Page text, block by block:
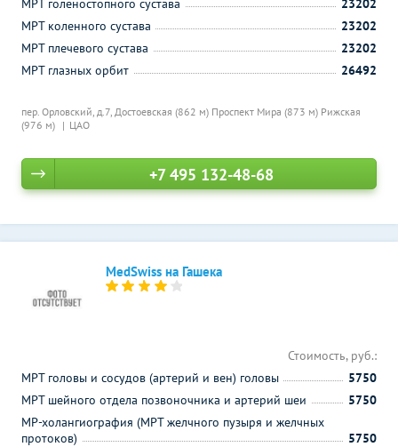
пер. Орловский, д.7, Достоевская (862 м) Проспект Мира (873 м) Рижская
(976 м)
ЦАО
МРТ голеностопного сустава
23202
МРТ коленного сустава
23202
МРТ плечевого сустава
23202
МРТ глазных орбит
26492
+7 495 132-48-68
MedSwiss на Гашека
Стоимость, руб.:
МРТ головы и сосудов (артерий и вен) головы
5750
МРТ шейного отдела позвоночника и артерий шеи
5750
МР-холангиография (МРТ желчного пузыря и желчных
протоков)
5750